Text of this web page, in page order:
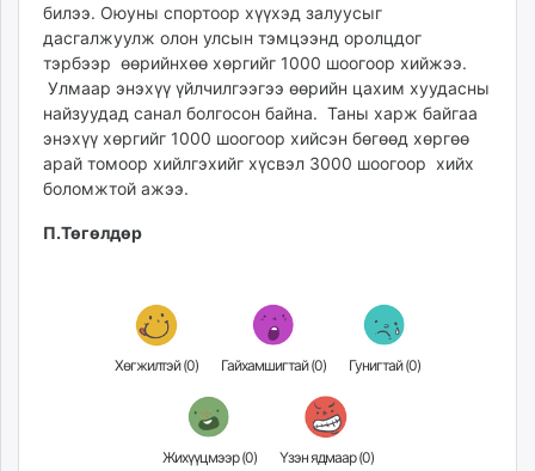
Livetv.mn
Eguur.mn
24tsag.mn
shuud.mn
eagle.mn
ergelt.mn
zarig.mn
today.mn
билээ. Оюуны спортоор хүүхэд залуусыг
дасгалжуулж олон улсын тэмцээнд оролцдог
тэрбээр өөрийнхөө хөргийг 1000 шоогоор хийжээ.
Улмаар энэхүү үйлчилгээгээ өөрийн цахим хуудасны
найзуудад санал болгосон байна. Таны харж байгаа
энэхүү хөргийг 1000 шоогоор хийсэн бөгөөд хөргөө
арай томоор хийлгэхийг хүсвэл 3000 шоогоор хийх
боломжтой ажээ.
П.Төгөлдөр
Хөгжилтэй (0) Гайхамшигтай (0) Гунигтай (0)
Жихүүцмээр (0) Үзэн ядмаар (0)